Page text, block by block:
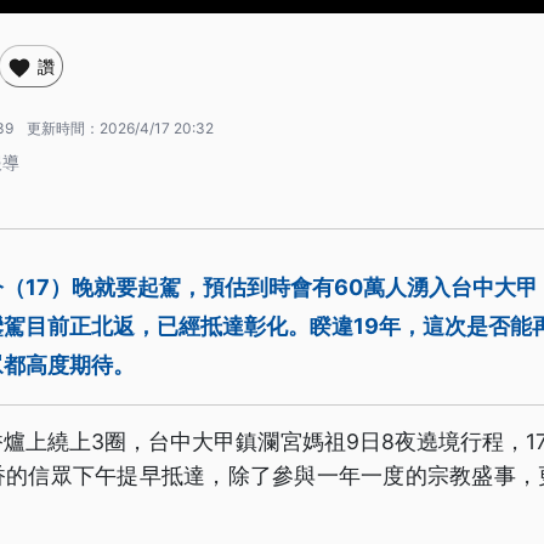
讚
更新時間： 2026/4/17 20:32
17）晚就要起駕，預估到時會有60萬人湧入台中大
目前正北返，已經抵達彰化。睽違19年，這次是否能
高度期待。
上繞上3圈，台中大甲鎮瀾宮媽祖9日8夜遶境行程，
信眾下午提早抵達，除了參與一年一度的宗教盛事